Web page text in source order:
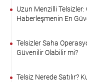
Uzun Menzilli
Haberleşmenin En
Telsizler Saha
Güvenilir Olabilir mi?
Telsiz Nerede Satılır?